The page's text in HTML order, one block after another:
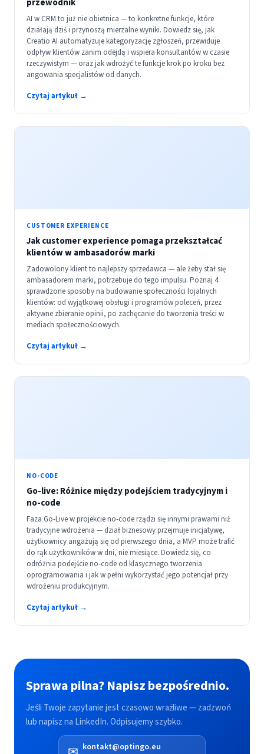
przewodnik
AI w CRM to już nie obietnica — to konkretne funkcje, które
działają dziś i przynoszą mierzalne wyniki. Dowiedz się, jak
Creatio AI automatyzuje kategoryzację zgłoszeń, przewiduje
odpływ klientów zanim odejdą i wspiera konsultantów w czasie
rzeczywistym — oraz jak wdrożyć te funkcje krok po kroku bez
angowania specjalistów od danych.
Czytaj artykuł →
CUSTOMER EXPERIENCE
Jak customer experience pomaga przekształcać
klientów w ambasadorów marki
Zadowolony klient to najlepszy sprzedawca — ale żeby stał się
ambasadorem marki, potrzebuje do tego impulsu. Poznaj 4
sprawdzone sposoby na budowanie społeczności lojalnych
klientów: od wyjątkowej obsługi i programów poleceń, przez
aktywne zbieranie opinii, po zachęcanie do tworzenia treści w
mediach społecznościowych.
Czytaj artykuł →
NO-CODE
Go-live: Różnice między podejściem tradycyjnym i
no-code
Faza Go-Live w projekcie no-code rządzi się innymi prawami niż
tradycyjne wdrożenia — dział biznesowy przejmuje inicjatywę,
użytkownicy angażują się od pierwszego dnia, a MVP może trafić
do rąk użytkowników w dni, nie miesiące. Dowiedz się, co
odróżnia podejście no-code od klasycznego tworzenia
oprogramowania i jak w pełni wykorzystać jego potencjał przy
wdrożeniu produkcyjnym.
Czytaj artykuł →
Sprawa pilna? Napisz bezpośrednio.
Jeśli Twoje zapytanie jest czasowo wrażliwe — zadzwoń
lub napisz na LinkedIn. Odpisujemy szybko.
kontakt@optingo.eu